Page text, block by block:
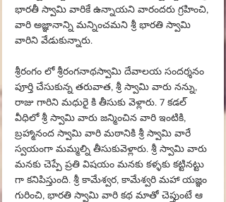
భారతీ స్వామి వారికే ఉన్నాయని వారందరు గ్రహించి,
వారి అజ్ఞానాన్ని మన్నించమని శ్రీ భారతి స్వామి
వారిని వేడుకున్నారు.
శ్రీరంగం లో శ్రీరంగనాథస్వామి దేవాలయ సందర్శనం
పూర్తి చేసుకున్న తరువాత, శ్రీ స్వామి వారు నన్ను,
రాజు గారిని మధురై కి తీసుకు వెళ్లారు. 7 కడల్
వీధిలో శ్రీ స్వామి వారు జన్మించిన వారి ఇంటికి,
బ్రహ్మానంద స్వామి వారి మఠానికి శ్రీ స్వామి వారే
స్వయంగా మమ్మల్ని తీసుకువెళ్లారు. శ్రీ స్వామి వారు
మనకు చెప్పే ప్రతి విషయం మనకు కళ్ళకు కట్టినట్టు
గా కనిపిస్తుంది. శ్రీ కామేశ్వర, కామేశ్వరి మహా యజ్ఞం
గురించి, భారతి స్వామి వారి కథ మాతో చెప్తుంటే ఆ